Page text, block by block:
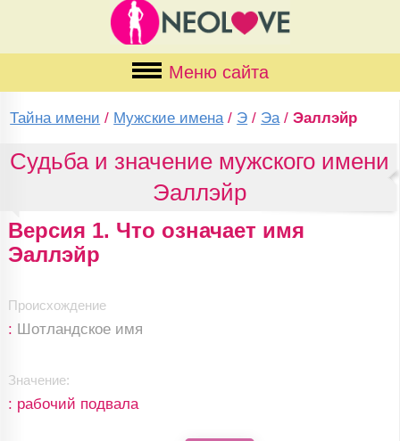
Меню сайта
Тайна имени / Мужские имена / Э / Эа /Эаллэйр
Судьба и значение мужского имени
Эаллэйр
Версия 1. Что означает имя
Эаллэйр
Происхождение
: Шотландское имя
Значение:
: рабочий подвала